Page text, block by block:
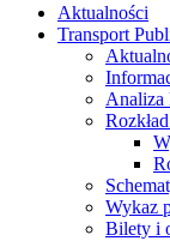
Aktualności
Transport
Wykaz
Bilety i